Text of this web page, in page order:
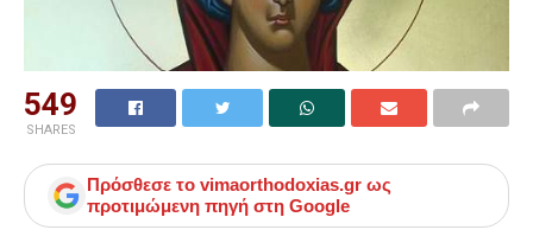
549
SHARES
Πρόσθεσε το vimaorthodoxias.gr ως
προτιμώμενη πηγή στη Google